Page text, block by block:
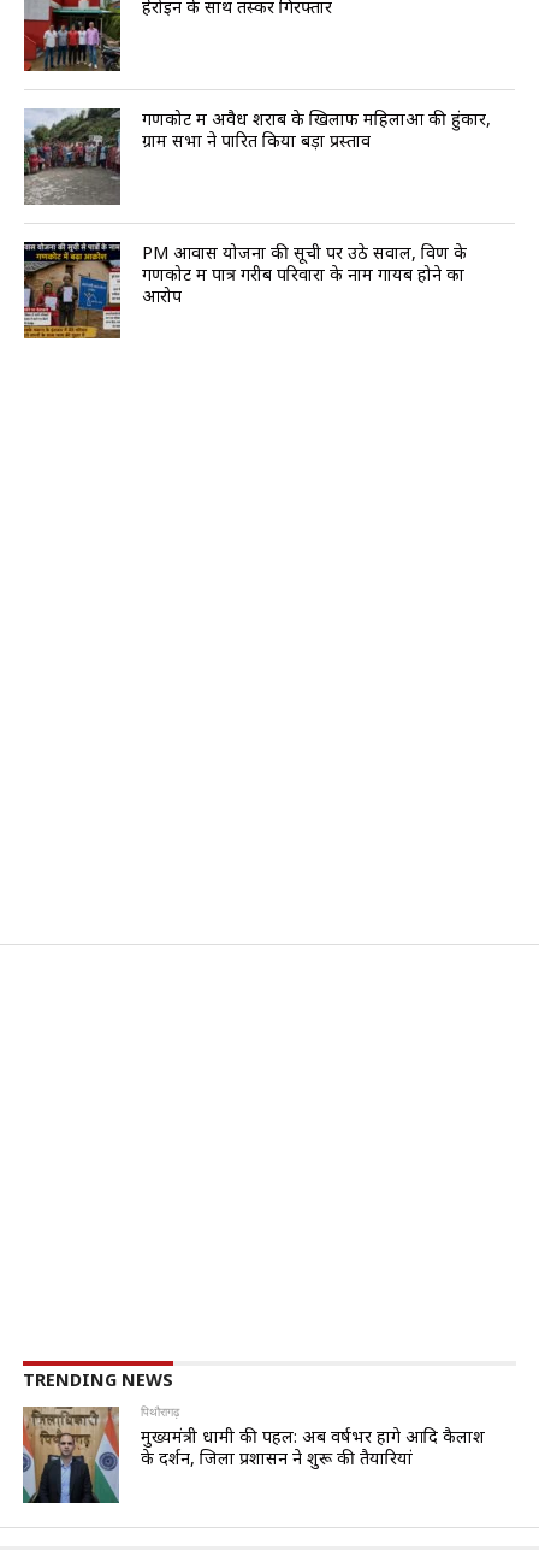
हेरोइन के साथ तस्कर गिरफ्तार
गणकोट में अवैध शराब के खिलाफ महिलाओं की हुंकार,
ग्राम सभा ने पारित किया बड़ा प्रस्ताव
PM आवास योजना की सूची पर उठे सवाल, विण के
गणकोट में पात्र गरीब परिवारों के नाम गायब होने का
आरोप
TRENDING NEWS
पिथौरागढ़
मुख्यमंत्री धामी की पहल: अब वर्षभर होंगे आदि कैलाश
के दर्शन, जिला प्रशासन ने शुरू की तैयारियां